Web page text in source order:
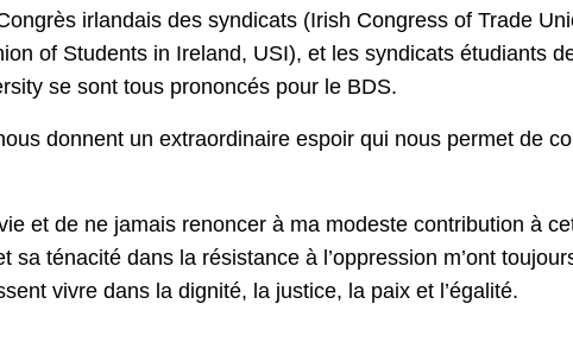
irlandais des syndicats (Irish Congress of Trade
of Students in Ireland, USI), et les syndicats étudiants
se sont tous prononcés pour le BDS.
donnent un extraordinaire espoir qui nous permet de
et de ne jamais renoncer à ma modeste contribution à
ténacité dans la résistance à l’oppression m’ont
vivre dans la dignité, la justice, la paix et l’égalité.